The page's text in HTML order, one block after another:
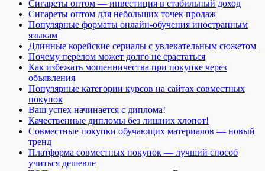
Сигареты оптом — инвестиция в стабильный доход
Сигареты оптом для небольших точек продаж
Популярные форматы онлайн-обучения иностранным
языкам
Длинные корейские сериалы с увлекательным сюжетом
Почему перелом может долго не срастаться
Как избежать мошенничества при покупке через
объявления
Популярные категории курсов на сайтах совместных
покупок
Ваш успех начинается с диплома!
Качественные дипломы без лишних хлопот!
Совместные покупки обучающих материалов — новый
тренд
Платформа совместных покупок — лучший способ
учиться дешевле